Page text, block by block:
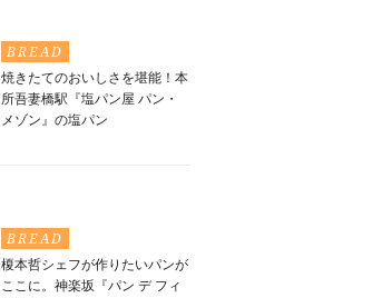
BREAD
焼きたてのおいしさを堪能！本
所吾妻橋駅『塩パン屋 パン・
メゾン』の塩パン
BREAD
榎本哲シェフが作りたいパンが
ここに。神楽坂『パン デ フィ